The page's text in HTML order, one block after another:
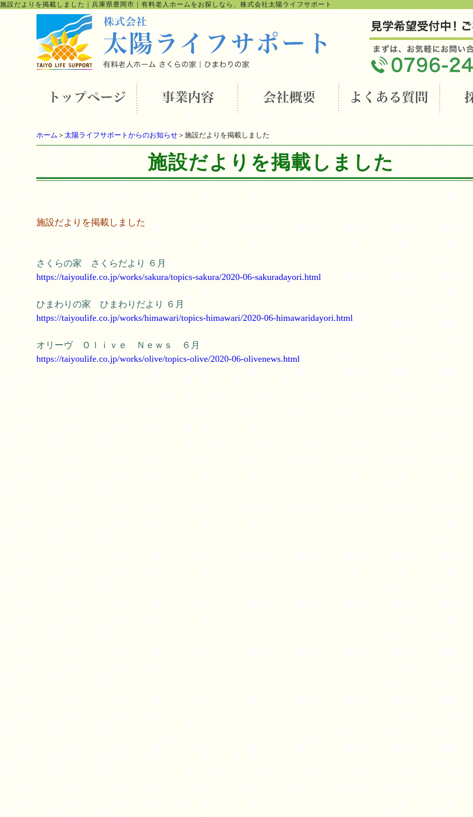
施設だよりを掲載しました ｜ 兵庫県豊岡市｜有料老人ホームをお探しなら、株式会社太陽ライフサポート
ホーム ＞ 太陽ライフサポートからのお知らせ ＞施設だよりを掲載しました
施設だよりを掲載しました
施設だよりを掲載しました
さくらの家 さくらだより ６月
https://taiyoulife.co.jp/works/sakura/topics-sakura/2020-06-sakuradayori.html
ひまわりの家 ひまわりだより ６月
https://taiyoulife.co.jp/works/himawari/topics-himawari/2020-06-himawaridayori.html
オリーヴ Ｏｌｉｖｅ Ｎｅｗｓ ６月
https://taiyoulife.co.jp/works/olive/topics-olive/2020-06-olivenews.html